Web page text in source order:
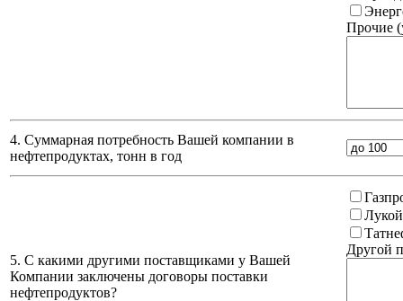
Прочие
4. Суммарная потребность Вашей компании в
нефтепродуктах, тонн в год
5. С какими другими поставщиками у Вашей
Компании заключены договоры поставки
нефтепродуктов?
Другой